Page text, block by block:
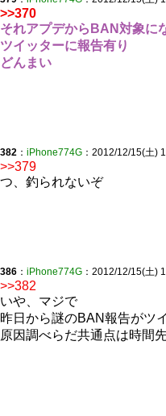
>>370
それアプデからBAN対象に
ツイッターに報告有り
どんまい
382 ： iPhone774G ：2012/12/15(土)
>>379
つ、釣られないぞ
386 ： iPhone774G ：2012/12/15(土)
>>382
いや、マジで
昨日から謎のBAN報告がツ
原因調べらだ共通点は時間